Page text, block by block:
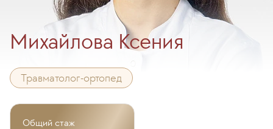
Михайлова Ксения
Травматолог-ортопед
Общий стаж